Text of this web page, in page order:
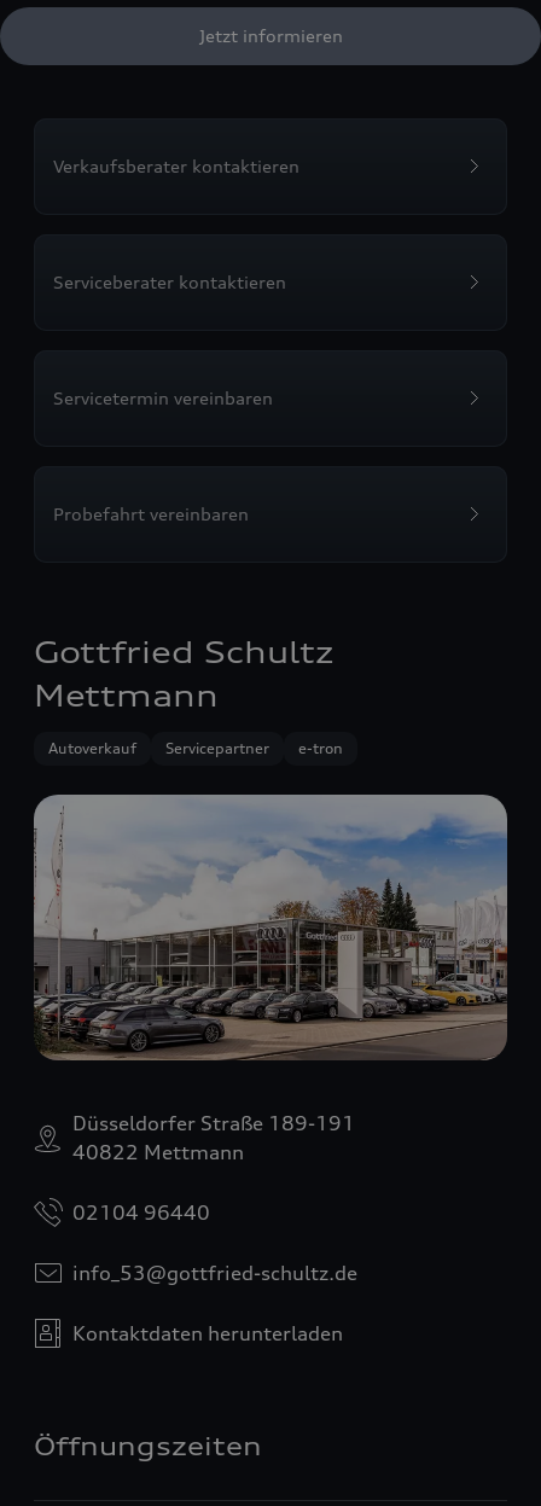
Jetzt informieren
Verkaufsberater kontaktieren
Serviceberater kontaktieren
Servicetermin vereinbaren
Probefahrt vereinbaren
Gottfried Schultz
Mettmann
Autoverkauf Servicepartner e-tron
Düsseldorfer Straße 189-191
40822 Mettmann
02104 96440
info_53@gottfried-schultz.de
Kontaktdaten herunterladen
Öffnungszeiten